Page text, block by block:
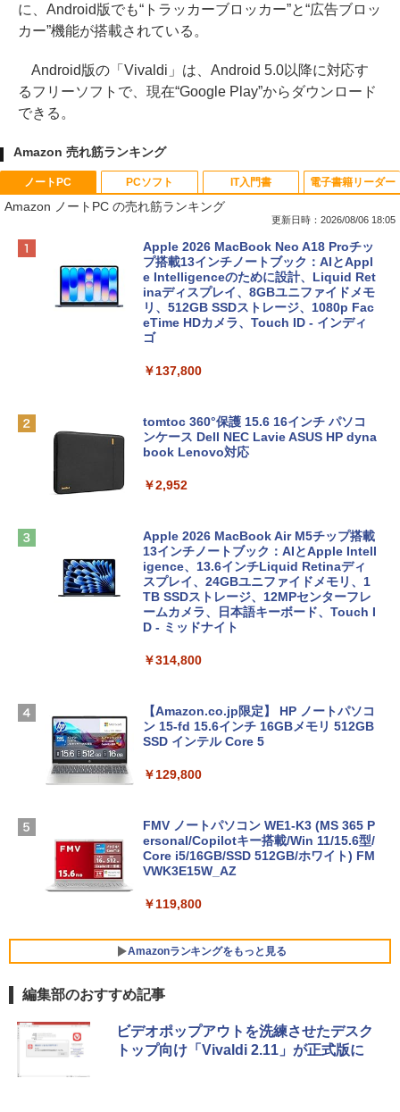
に、Android版でも“トラッカーブロッカー”と“広告ブロッ
カー”機能が搭載されている。
Android版の「Vivaldi」は、Android 5.0以降に対応す
るフリーソフトで、現在“Google Play”からダウンロード
できる。
Amazon 売れ筋ランキング
ノートPC
Amazon ノートPC の売れ筋ランキング
更新日時：2026/08/06 18:05
Apple 2026 MacBook Neo A18 Proチッ
プ搭載13インチノートブック：AIとAppl
e Intelligenceのために設計、Liquid Ret
inaディスプレイ、8GBユニファイドメモ
リ、512GB SSDストレージ、1080p Fac
eTime HDカメラ、Touch ID - インディ
ゴ
￥137,800
tomtoc 360°保護 15.6 16インチ パソコ
ンケース Dell NEC Lavie ASUS HP dyna
book Lenovo対応
￥2,952
Apple 2026 MacBook Air M5チップ搭載
13インチノートブック：AIとApple Intell
igence、13.6インチLiquid Retinaディ
スプレイ、24GBユニファイドメモリ、1
TB SSDストレージ、12MPセンターフレ
ームカメラ、日本語キーボード、Touch I
D - ミッドナイト
￥314,800
【Amazon.co.jp限定】 HP ノートパソコ
ン 15-fd 15.6インチ 16GBメモリ 512GB
SSD インテル Core 5
￥129,800
FMV ノートパソコン WE1-K3 (MS 365 P
ersonal/Copilotキー搭載/Win 11/15.6型/
Core i5/16GB/SSD 512GB/ホワイト) FM
VWK3E15W_AZ
￥119,800
Amazonランキングをもっと見る
PCソフト
Robloxギフトカード - 800 Robux 【限
定バーチャルアイテムを含む】 【オンラ
インゲームコード】 ロブロックス | オン
IT入門書
生成AIパスポート公式テキスト 第４版
￥1,766
電子書籍リーダー
Amazon Kindle Paperwhite (16GB) 7イ
ンチディスプレイ、色調調節ライト、12
週間持続バッテリー、広告なし、ブラッ
編集部のおすすめ記事
ビデオポップアウトを洗練させたデスク
トップ向け「Vivaldi 2.11」が正式版に